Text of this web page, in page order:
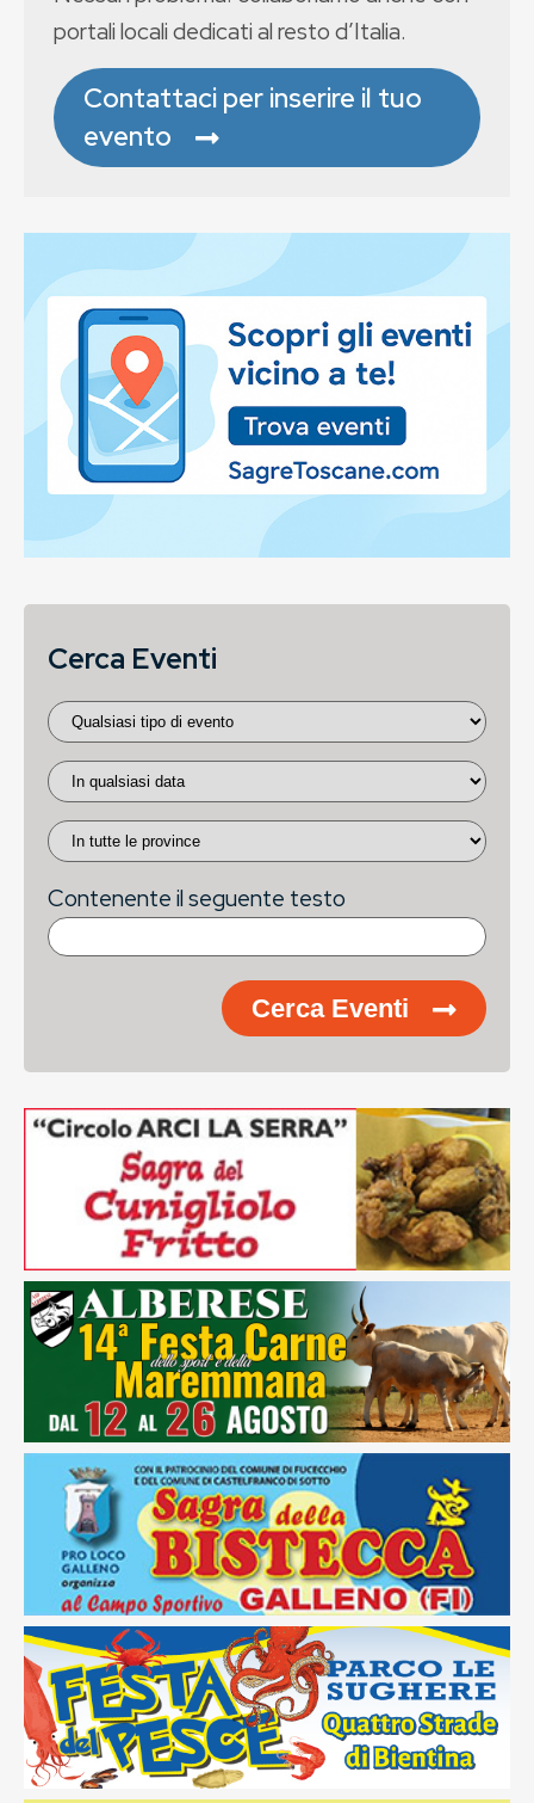
portali locali dedicati al resto d’Italia.
Contattaci per inserire il tuo
evento
Cerca Eventi
Contenente il seguente testo
Cerca Eventi